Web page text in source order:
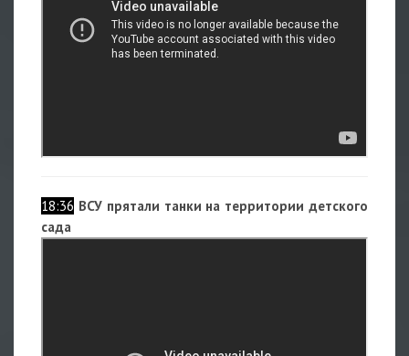
18:36 ВСУ прятали танки на территории детского
сада